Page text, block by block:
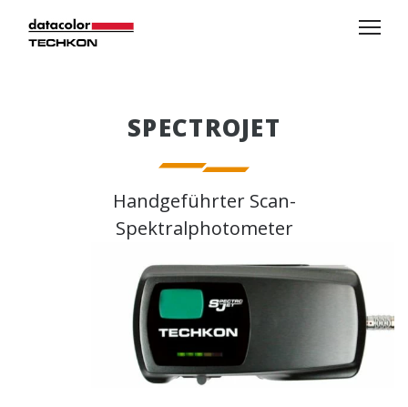
SPECTROJET
Handgeführter Scan-
Spektralphotometer